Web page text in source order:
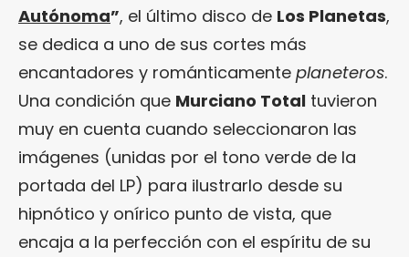
Autónoma”, el último disco de Los Planetas,
se dedica a uno de sus cortes más
encantadores y románticamente planeteros.
Una condición que Murciano Total tuvieron
muy en cuenta cuando seleccionaron las
imágenes (unidas por el tono verde de la
portada del LP) para ilustrarlo desde su
hipnótico y onírico punto de vista, que
encaja a la perfección con el espíritu de su